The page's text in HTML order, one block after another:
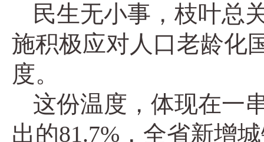
民生无小事，枝叶总
施积极应对人口老龄化
度。
这份温度，体现在一
出的81.7%，全省新增